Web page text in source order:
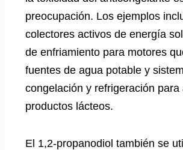
preocupación. Los ejemplos
colectores activos de energía
de enfriamiento para motores
fuentes de agua potable y
congelación y refrigeración para
productos lácteos.
El 1,2-propanodiol también se